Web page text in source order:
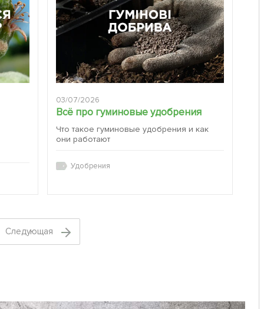
03/07/2026
Всё про гуминовые удобрения
Что такое гуминовые удобрения и как
они работают
Удобрения
Cледующая